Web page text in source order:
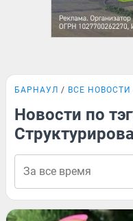
БАРНАУЛ ВСЕ НОВОСТИ
Новости по